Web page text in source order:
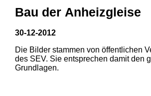
1 2 3
Bau der Anheizgleise
30-12-2012
Die Bilder stammen von öffentlichen
des SEV. Sie entsprechen damit den
Grundlagen.